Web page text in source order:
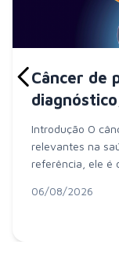
Câncer de
tratamento
Introdução O
relevantes na
referência, ele é
06/08/2026